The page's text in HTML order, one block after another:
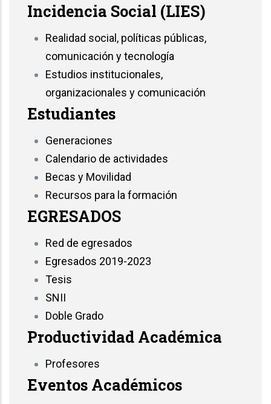
Incidencia Social (LIES)
Realidad social, políticas públicas,
comunicación y tecnología
Estudios institucionales,
organizacionales y comunicación
Estudiantes
Generaciones
Calendario de actividades
Becas y Movilidad
Recursos para la formación
EGRESADOS
Red de egresados
Egresados 2019-2023
Tesis
SNII
Doble Grado
Productividad Académica
Profesores
Eventos Académicos